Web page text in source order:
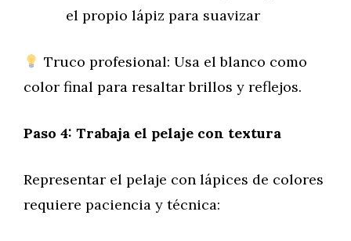
el propio lápiz para suavizar
Truco profesional: Usa el blanco como
color final para resaltar brillos y reflejos.
Paso 4: Trabaja el pelaje con textura
Representar el pelaje con lápices de colores
requiere paciencia y técnica: